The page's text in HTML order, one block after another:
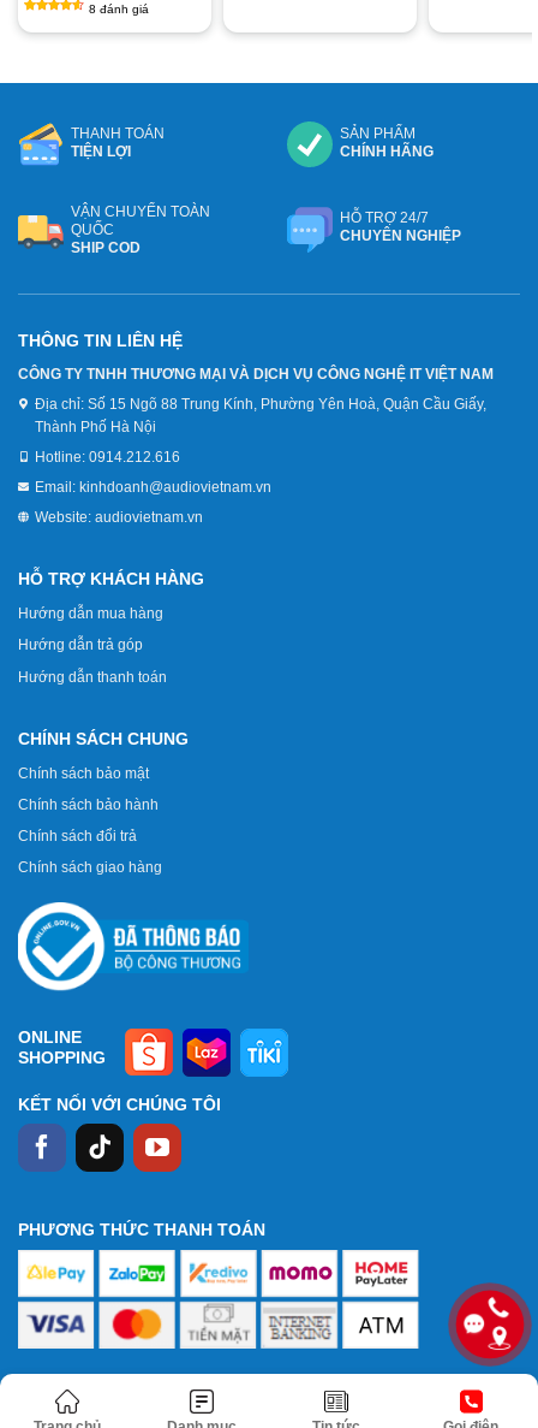
5 dựa trên
8 đánh giá
THANH TOÁN
TIỆN LỢI
SẢN PHẨM
CHÍNH HÃNG
VẬN CHUYỂN TOÀN
QUỐC
SHIP COD
HỖ TRỢ 24/7
CHUYÊN NGHIỆP
THÔNG TIN LIÊN HỆ
CÔNG TY TNHH THƯƠNG MẠI VÀ DỊCH VỤ CÔNG NGHỆ IT VIỆT NAM
Địa chỉ: Số 15 Ngõ 88 Trung Kính, Phường Yên Hoà, Quận Cầu Giấy,
Thành Phố Hà Nội
Hotline: 0914.212.616
Email: kinhdoanh@audiovietnam.vn
Website: audiovietnam.vn
HỖ TRỢ KHÁCH HÀNG
Hướng dẫn mua hàng
Hướng dẫn trả góp
Hướng dẫn thanh toán
CHÍNH SÁCH CHUNG
Chính sách bảo mật
Chính sách bảo hành
Chính sách đổi trả
Chính sách giao hàng
ONLINE
SHOPPING
KẾT NỐI VỚI CHÚNG TÔI
PHƯƠNG THỨC THANH TOÁN